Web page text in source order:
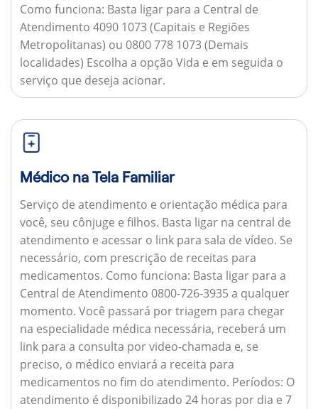
Como funciona: Basta ligar para a Central de
Atendimento 4090 1073 (Capitais e Regiões
Metropolitanas) ou 0800 778 1073 (Demais
localidades) Escolha a opção Vida e em seguida o
serviço que deseja acionar.
Médico na Tela Familiar
Serviço de atendimento e orientação médica para
você, seu cônjuge e filhos. Basta ligar na central de
atendimento e acessar o link para sala de vídeo. Se
necessário, com prescrição de receitas para
medicamentos. Como funciona: Basta ligar para a
Central de Atendimento 0800-726-3935 a qualquer
momento. Você passará por triagem para chegar
na especialidade médica necessária, receberá um
link para a consulta por video-chamada e, se
preciso, o médico enviará a receita para
medicamentos no fim do atendimento. Períodos: O
atendimento é disponibilizado 24 horas por dia e 7